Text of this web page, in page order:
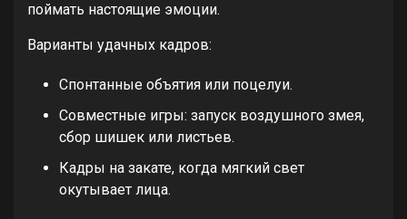
поймать настоящие эмоции.
Варианты удачных кадров:
Спонтанные объятия или поцелуи.
Совместные игры: запуск воздушного змея,
сбор шишек или листьев.
Кадры на закате, когда мягкий свет
окутывает лица.